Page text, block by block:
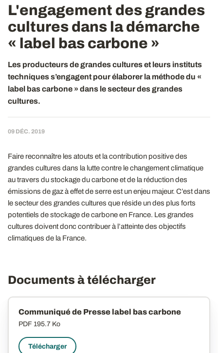
L'engagement des grandes
cultures dans la démarche
« label bas carbone »
Les producteurs de grandes cultures et leurs instituts
techniques s’engagent pour élaborer la méthode du «
label bas carbone » dans le secteur des grandes
cultures.
09 DÉC. 2019
Faire reconnaître les atouts et la contribution positive des
grandes cultures dans la lutte contre le changement climatique
au travers du stockage du carbone et de la réduction des
émissions de gaz à effet de serre est un enjeu majeur. C’est dans
le secteur des grandes cultures que réside un des plus forts
potentiels de stockage de carbone en France. Les grandes
cultures doivent donc contribuer à l’atteinte des objectifs
climatiques de la France.
Documents à télécharger
Communiqué de Presse label bas carbone
PDF 195.7 Ko
Télécharger